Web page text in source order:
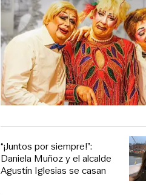
“¡Juntos por siempre!”:
Daniela Muñoz y el alcalde
Agustín Iglesias se casan